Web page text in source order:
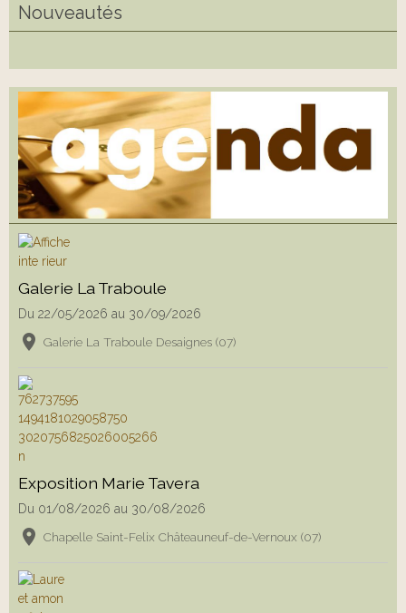
Nouveautés
Galerie La Traboule
Du 22/05/2026 au 30/09/2026
Galerie La Traboule Desaignes (07)
Exposition Marie Tavera
Du 01/08/2026 au 30/08/2026
Chapelle Saint-Felix Châteauneuf-de-Vernoux (07)